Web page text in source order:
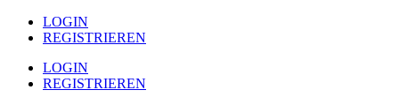
LOGIN
REGISTRIEREN
LOGIN
REGISTRIEREN